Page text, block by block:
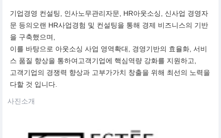
기업경영 컨설팅, 인사노무관리자문, HR아웃소싱, 신사업 경영자
문 등의오랜 HR사업경험 및 컨설팅을 통해 경제 비즈니스의 기반
을 구축했으며,
이를 바탕으로 아웃소싱 사업 영역확대, 경영기반의 효율화, 서비
스 품질 향상을 통하여고객기업에 핵심역량 강화를 지원하고,
고객기업의 경쟁력 향상과 고부가가치 창출을 위해 최선의 노력을
다할 것 입니다.
사진소개